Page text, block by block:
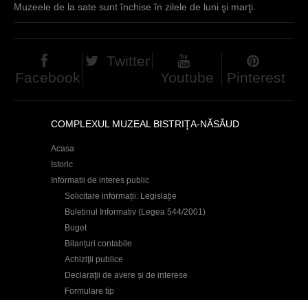
Muzeele de la sate sunt închise în zilele de luni şi marţi.
Facebook
Twitter
Youtube
Pinterest
COMPLEXUL MUZEAL BISTRIŢA-NĂSĂUD
Acasa
Istoric
Informatii de interes public
Solicitare informații. Legislație
Buletinul Informativ (Legea 544/2001)
Buget
Bilanțuri contabile
Achiziţii publice
Declaraţii de avere și de interese
Formulare tip